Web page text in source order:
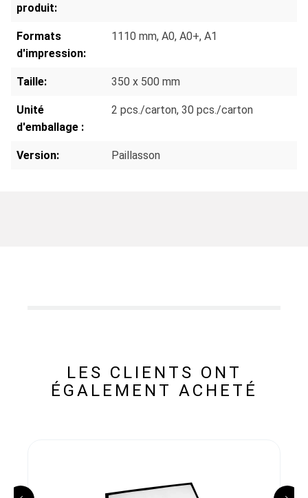
produit:
Formats
d'impression:
1110 mm, A0, A0+, A1
Taille: 350 x 500 mm
Unité
d'emballage :
2 pcs./carton, 30 pcs./carton
Version: Paillasson
LES CLIENTS ONT
ÉGALEMENT ACHETÉ